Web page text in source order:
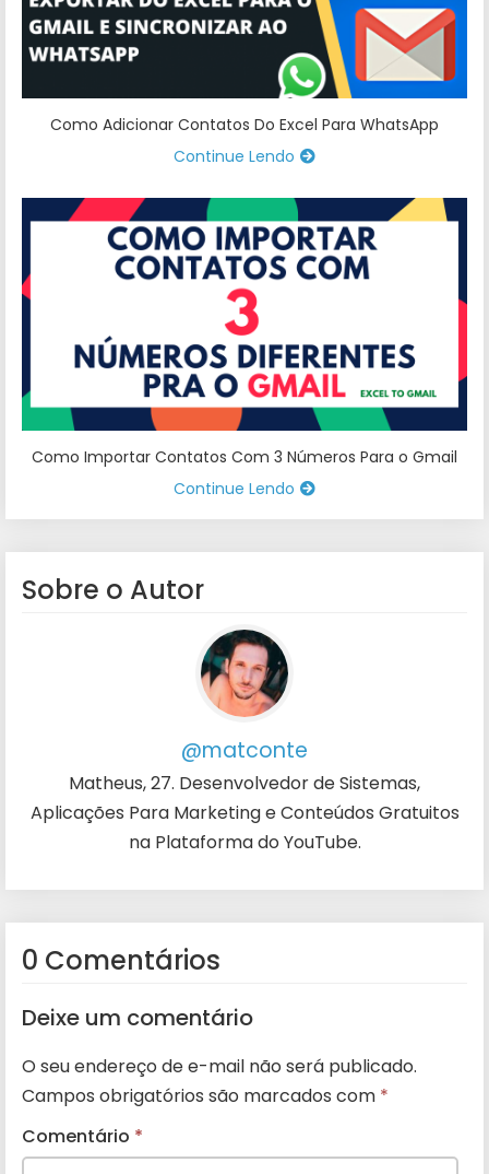
Como Adicionar Contatos Do Excel Para WhatsApp
Continue Lendo
Como Importar Contatos Com 3 Números Para o Gmail
Continue Lendo
Sobre o Autor
@matconte
Matheus, 27. Desenvolvedor de Sistemas,
Aplicações Para Marketing e Conteúdos Gratuitos
na Plataforma do YouTube.
0 Comentários
Deixe um comentário
O seu endereço de e-mail não será publicado.
Campos obrigatórios são marcados com *
Comentário *